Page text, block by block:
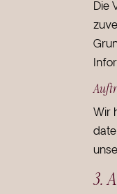
Die
Wir
3.